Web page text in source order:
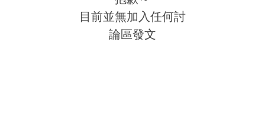
目前並無加入任何討
論區發文